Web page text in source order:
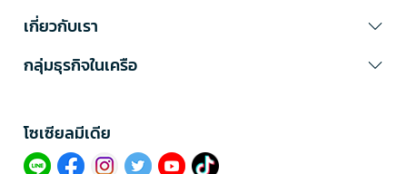
เกี่ยวกับเรา
กลุ่มธุรกิจในเครือ
โซเซียลมีเดีย​